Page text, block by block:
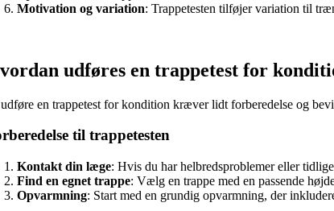
Motivation og variation: Trappetesten tilføjer variation til
udføres en trappetest for
en trappetest for kondition kræver lidt forberedelse og
til trappetesten
Kontakt din læge: Hvis du har helbredsproblemer eller
Find en egnet trappe: Vælg en trappe med en passende
Opvarmning: Start med en grundig opvarmning, der